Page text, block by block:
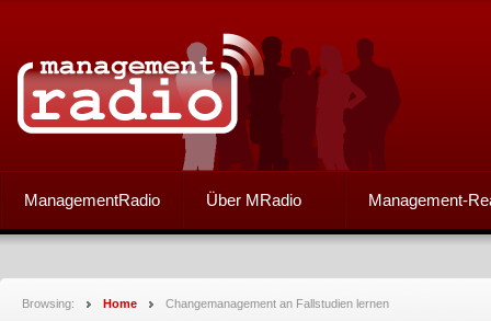
ManagementRadio Über MRadio Management-
Browsing: Home Changemanagement an Fallstudien lernen